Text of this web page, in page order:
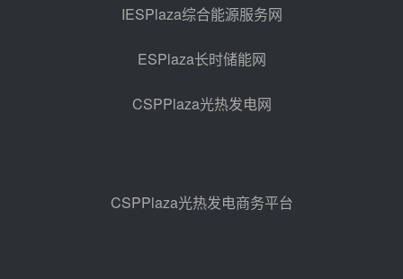
架协议项目中标候选人公示
350MW光热大基地建设提速！哈
锅中标格尔木项目蒸汽发生系统
前天 08-04 09:54
前天 08-04 09:27
IESPlaza综合能源服务网
ESPlaza长时储能网
CSPPlaza光热发电网
CSPPlaza光热发电商务平台